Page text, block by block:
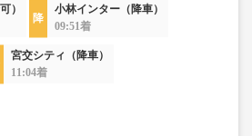
）
小林インター（降車）
09:51着
宮交シティ（降車）
11:04着